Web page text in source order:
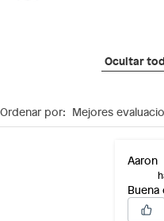
Ocultar
Ordenar por: Mejores
Aaron
Buena